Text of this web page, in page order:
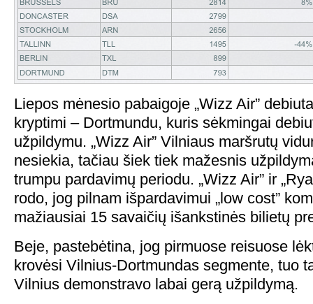
Liepos mėnesio pabaigoje „Wizz Air”
kryptimi – Dortmundu, kuris sėkmingai
užpildymu. „Wizz Air” Vilniaus maršrutų
nesiekia, tačiau šiek tiek mažesnis
trumpu pardavimų periodu. „Wizz Air” ir
rodo, jog pilnam išpardavimui „low cost”
mažiausiai 15 savaičių išankstinės bilietų
Beje, pastebėtina, jog pirmuose reisuose
krovėsi Vilnius-Dortmundas segmente, tuo
Vilnius demonstravo labai gerą užpildymą.